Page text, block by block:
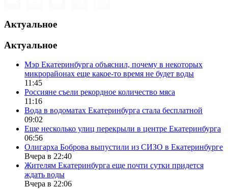
Актуальное
Актуальное
Мэр Екатеринбурга объяснил, почему в некоторых
микрорайонах еще какое-то время не будет воды
11:45
Россияне съели рекордное количество мяса
11:16
Вода в водоматах Екатеринбурга стала бесплатной
09:02
Еще несколько улиц перекрыли в центре Екатеринбурга
06:56
Олигарха Боброва выпустили из СИЗО в Екатеринбурге
Вчера в 22:40
Жителям Екатеринбурга еще почти сутки придется
ждать воды
Вчера в 22:06